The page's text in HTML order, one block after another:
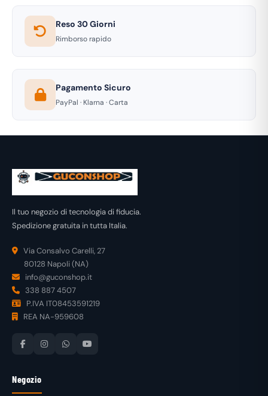
Reso 30 Giorni
Rimborso rapido
Pagamento Sicuro
PayPal · Klarna · Carta
Il tuo negozio di tecnologia di fiducia.
Spedizione gratuita in tutta Italia.
Via Consalvo Carelli, 27
80128 Napoli (NA)
info@guconshop.it
338 887 4507
P.IVA IT08453591219
REA NA-959608
Negozio